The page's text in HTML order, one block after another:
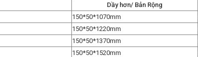
Dầy hơn/ Bản Rộng
150*50*1070mm
150*50*1220mm
150*50*1370mm
150*50*1520mm